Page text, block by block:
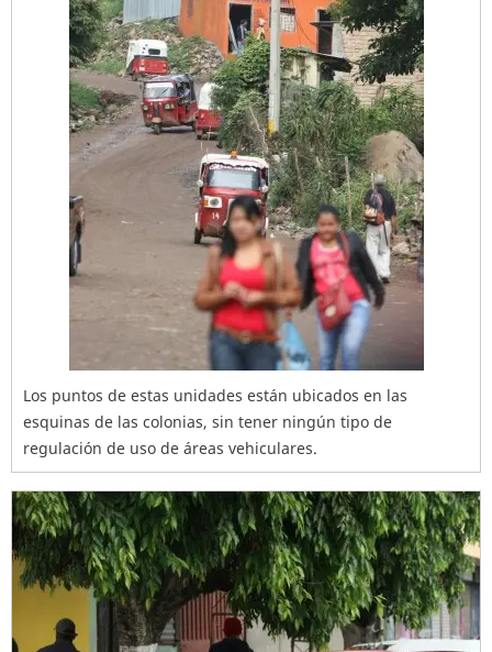
Los puntos de estas unidades están ubicados en las
esquinas de las colonias, sin tener ningún tipo de
regulación de uso de áreas vehiculares.